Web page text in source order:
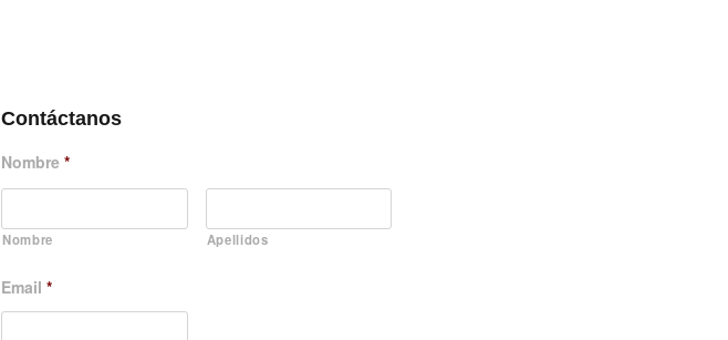
Contáctanos
Nombre *
Nombre Apellidos
Email *